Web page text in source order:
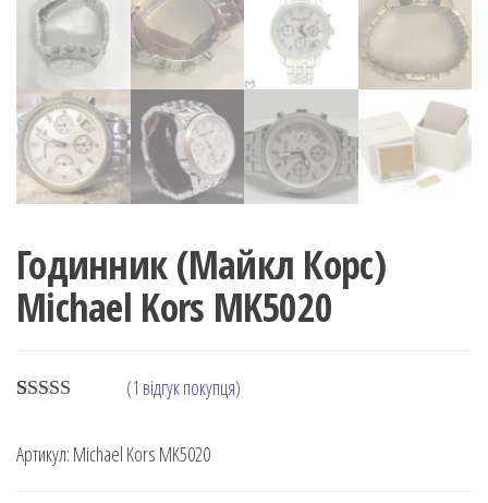
Годинник (Майкл Корс)
Michael Kors MK5020
based on
(1 відгук покупця)
Артикул: Michael Kors MK5020